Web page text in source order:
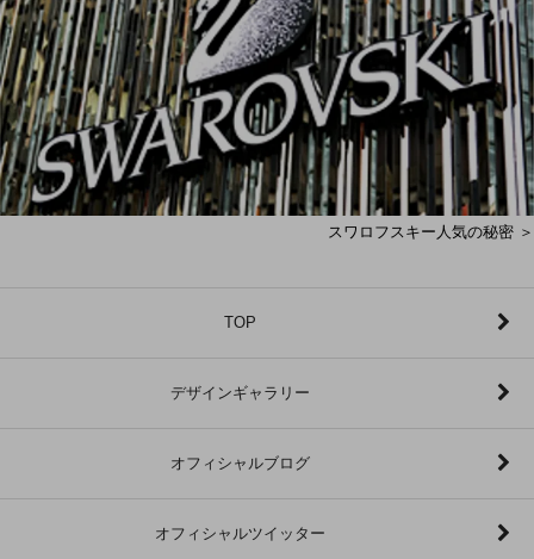
スワロフスキー人気の秘密 ＞
TOP
デザインギャラリー
オフィシャルブログ
オフィシャルツイッター